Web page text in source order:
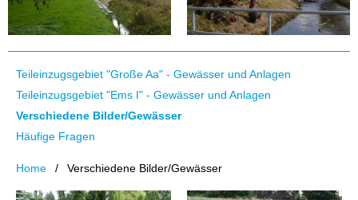
Teileinzugsgebiet "Große Aa" - Gewässer und Anlagen
Teileinzugsgebiet "Ems I" - Gewässer und Anlagen
Verschiedene Bilder/Gewässer
Häufige Fragen
Home Verschiedene Bilder/Gewässer